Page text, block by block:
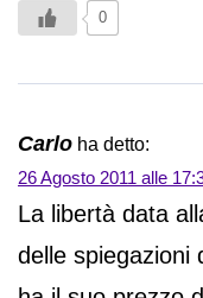
0
Carlo ha detto:
26 Agosto 2011 alle
La libertà data
delle